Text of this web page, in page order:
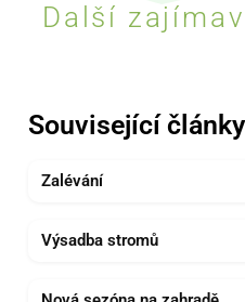
Další
Související články
Zalévání
Výsadba stromů